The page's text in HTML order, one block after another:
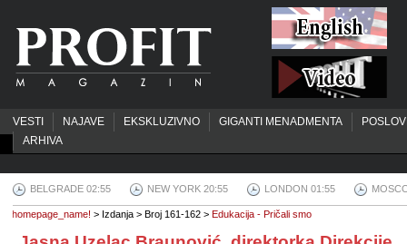
VESTI NAJAVE EKSKLUZIVNO GIGANTI MENADMENTA
ARHIVA
BELGRADE 02:55 NEW YORK 20:55 LONDON 01:55
homepage_name! > Izdanja > Broj 161-162 > Edukacija - Pričali smo